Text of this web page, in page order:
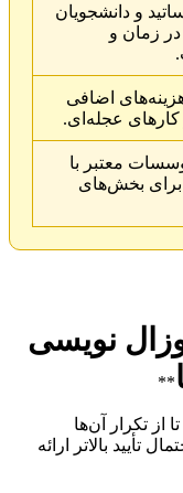
و دانشجویان
زمان و
اضافی
عجله‌ای.
معتبر با
بخش‌های
نویسی
**
از تکرار آن‌ها
تأیید بالاتر ارائه